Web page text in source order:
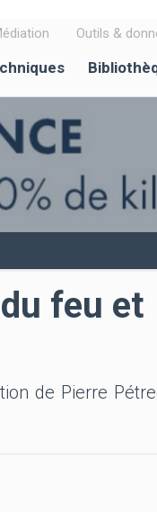
Outils &
feu et
de Pierre